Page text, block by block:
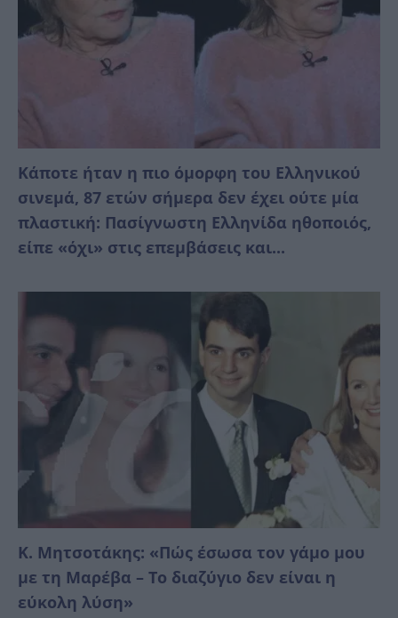
Κάποτε ήταν η πιο όμορφη του Ελληνικού
σινεμά, 87 ετών σήμερα δεν έχει ούτε μία
πλαστική: Πασίγνωστη Ελληνίδα ηθοποιός,
είπε «όχι» στις επεμβάσεις και...
Κ. Μητσοτάκης: «Πώς έσωσα τον γάμο μου
με τη Μαρέβα – Το διαζύγιο δεν είναι η
εύκολη λύση»